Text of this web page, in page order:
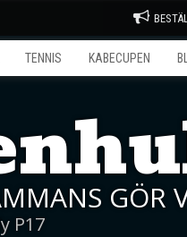
TENNIS KABECUPEN
GÖR
P17